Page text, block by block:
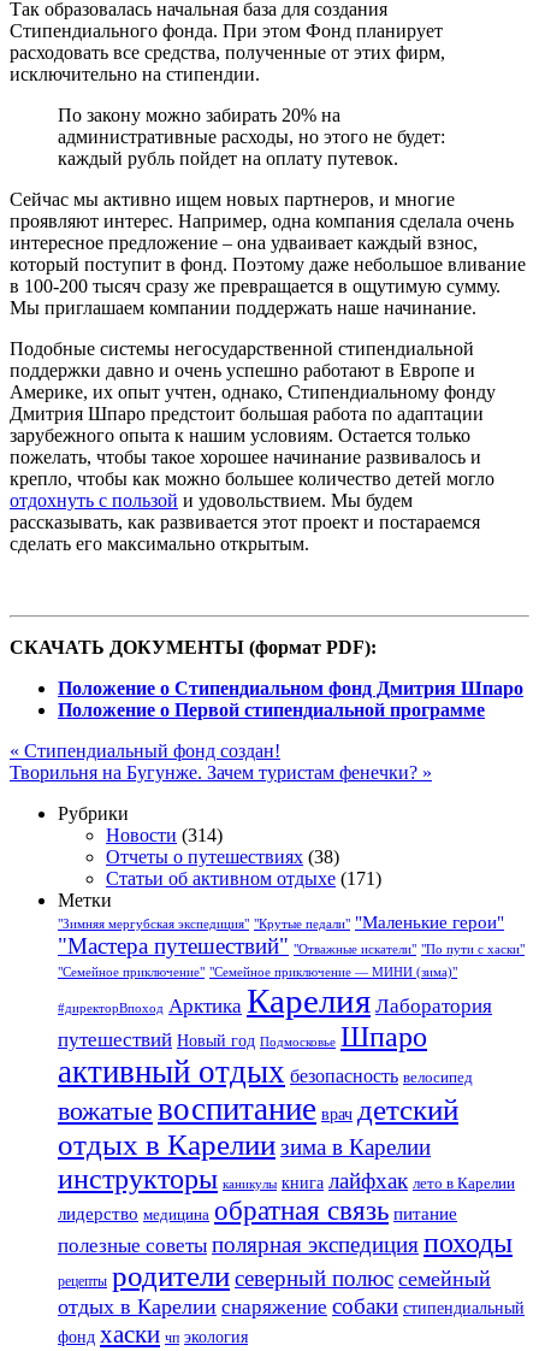
Так образовалась начальная база для создания
Стипендиального фонда. При этом Фонд планирует
расходовать все средства, полученные от этих фирм,
исключительно на стипендии.
По закону можно забирать 20% на
административные расходы, но этого не будет:
каждый рубль пойдет на оплату путевок.
Сейчас мы активно ищем новых партнеров, и многие
проявляют интерес. Например, одна компания сделала очень
интересное предложение – она удваивает каждый взнос,
который поступит в фонд. Поэтому даже небольшое вливание
в 100-200 тысяч сразу же превращается в ощутимую сумму.
Мы приглашаем компании поддержать наше начинание.
Подобные системы негосударственной стипендиальной
поддержки давно и очень успешно работают в Европе и
Америке, их опыт учтен, однако, Стипендиальному фонду
Дмитрия Шпаро предстоит большая работа по адаптации
зарубежного опыта к нашим условиям. Остается только
пожелать, чтобы такое хорошее начинание развивалось и
крепло, чтобы как можно большее количество детей могло
отдохнуть с пользой и удовольствием. Мы будем
рассказывать, как развивается этот проект и постараемся
сделать его максимально открытым.
СКАЧАТЬ ДОКУМЕНТЫ (формат PDF):
Положение о Стипендиальном фонд Дмитрия Шпаро
Положение о Первой стипендиальной программе
« Стипендиальный фонд создан!
Творильня на Бугунже. Зачем туристам фенечки? »
Рубрики
Новости (314)
Отчеты о путешествиях (38)
Статьи об активном отдыхе (171)
Метки
"Зимняя мергубская экспедиция" "Крутые педали" "Маленькие герои"
"Мастера путешествий" "Отважные искатели" "По пути с хаски"
"Семейное приключение" "Семейное приключение — МИНИ (зима)"
#директорВпоход Арктика Карелия Лаборатория
путешествий Новый год Подмосковье Шпаро
активный отдых безопасность велосипед
вожатые воспитание врач детский
отдых в Карелиизима в Карелии
инструкторы каникулы книга лайфхак лето в Карелии
лидерство медицина обратная связь питание
полезные советы полярная экспедицияпоходы
рецепты родителисеверный полюс семейный
отдых в Карелии снаряжение собаки стипендиальный
фонд хаски чп экология